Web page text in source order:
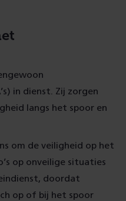
in dienst. Zij zorgen
langs het spoor en
om de veiligheid op het
op onveilige situaties
doordat
op of bij het spoor